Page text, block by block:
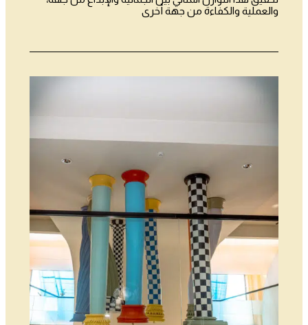
والعملية والكفاءة من جهة أخرى